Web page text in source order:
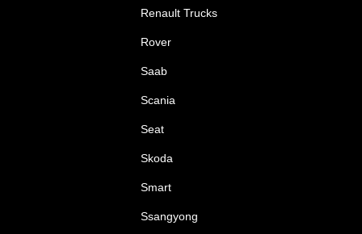
Renault Trucks
Rover
Saab
Scania
Seat
Skoda
Smart
Ssangyong